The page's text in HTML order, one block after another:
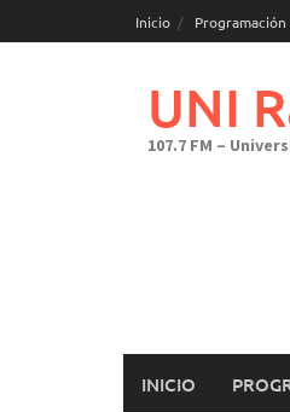
al
Inicio Programación
UNI
107.7 FM –
INICIO